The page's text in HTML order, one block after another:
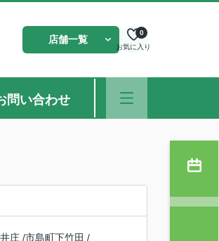
店舗一覧
お気に入り
0
問い合わせ
庄 /市島町下竹田 /